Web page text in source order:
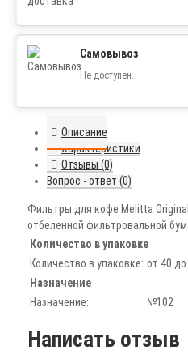
Самовывоз
Не доступен.
Описание
Характеристики
Отзывы (0)
Вопрос - ответ (0)
Фильтры для кофе Melitta
отбеленной фильтровальной
Количество в упаковке
Количество в упаковке: от 40
Назначение
Назначение:
№102
Написать отзыв